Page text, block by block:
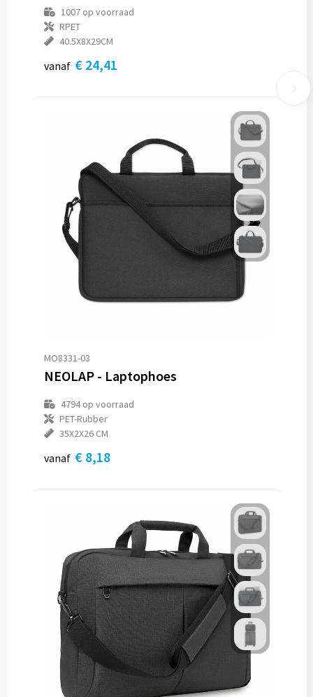
1007op voorraad
RPET
40.5X8X29CM
vanaf € 24,41
MO8331-03
NEOLAP - Laptophoes
4794op voorraad
PET-Rubber
35X2X26 CM
vanaf € 8,18